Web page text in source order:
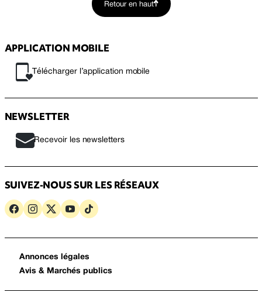
Retour en haut
APPLICATION MOBILE
Télécharger l’application mobile
NEWSLETTER
Recevoir les newsletters
SUIVEZ-NOUS SUR LES RÉSEAUX
Annonces légales
Avis & Marchés publics